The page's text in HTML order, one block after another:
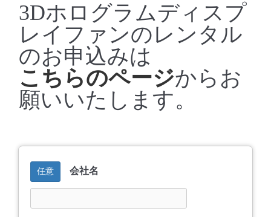
3Dホログラムディスプ
レイファンのレンタル
のお申込みは
こちらのページからお
願いいたします。
任意 会社名